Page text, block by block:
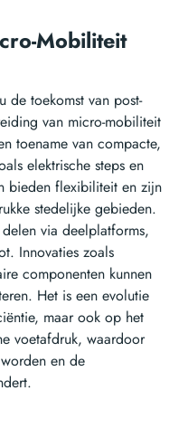
Mobiliteit
de toekomst van post-
van micro-mobiliteit
toename van compacte,
elektrische steps en
bieden flexibiliteit en zijn
stedelijke gebieden.
via deelplatforms,
Innovaties zoals
componenten kunnen
Het is een evolutie
maar ook op het
voetafdruk, waardoor
en de